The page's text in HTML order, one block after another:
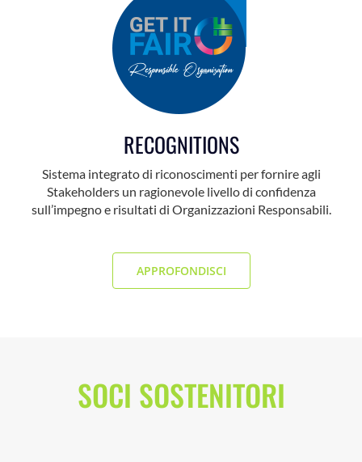
RECOGNITIONS
Sistema integrato di riconoscimenti per fornire agli
Stakeholders un ragionevole livello di confidenza
sull’impegno e risultati di Organizzazioni Responsabili.
APPROFONDISCI
SOCI SOSTENITORI